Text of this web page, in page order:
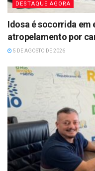
DESTAQUE AGORA
Idosa é socorrida em
atropelamento por
5 DE AGOSTO DE 2026